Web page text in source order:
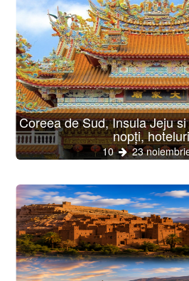
Coreea de Sud, Insula Jeju
nopți,
10 23